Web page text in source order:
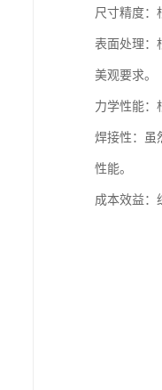
尺寸精度：
表面处理：
美观要求。
力学性能：
焊接性：虽
性能。
成本效益：